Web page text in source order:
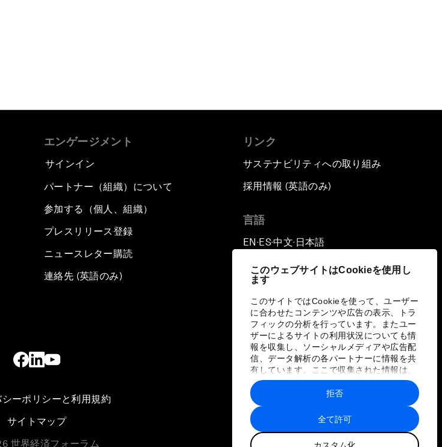
このウェブサイトはCookieを使用し
ます
このサイトではCookieを使って、ユーザー
に合わせたコンテンツや広告の表示、トラ
フィックの分析を行っています。またユー
ザーによるサイトの利用状況についても情
報を収集し、ソーシャルメディアや広告配
信、データ解析の各パートナーに情報を共
有しています。ここで収集された情報は、
ユーザーが各パートナーに提供した他の情
報や各パートナーのサービスを使用した際
に収集された情報と組み合わされ、各パー
トナーによって使用されることがありま
す。
全て許可
カスタム化
拒否
エンゲージメント
サインイン
パートナー（組織）について
参加する（個人、組織）
プレスリリース登録
ニュースレター購読
連絡先 (英語のみ)
リンク
サステナビリティへの取り組み
採用情報 (英語のみ)
言語
EN ▪ES▪中文▪ 日本語
ーポリシーと利用規約
サイトマップ
世界経済フォーラム